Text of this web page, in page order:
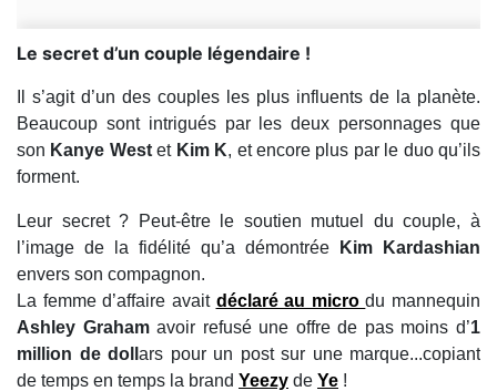
Le secret d’un couple légendaire !
Il s’agit d’un des couples les plus influents de la planète.
Beaucoup sont intrigués par les deux personnages que
son Kanye Westet Kim K, et encore plus par le duo qu’ils
forment.
Leur secret ? Peut-être le soutien mutuel du couple, à
l’image de la fidélité qu’a démontrée Kim Kardashian
envers son compagnon.
La femme d’affaire avait déclaré au microdu mannequin
Ashley Grahamavoir refusé une offre de pas moins d’1
million de doll ars pour un post sur une marque...copiant
de temps en temps la brand Yeezy de Ye !